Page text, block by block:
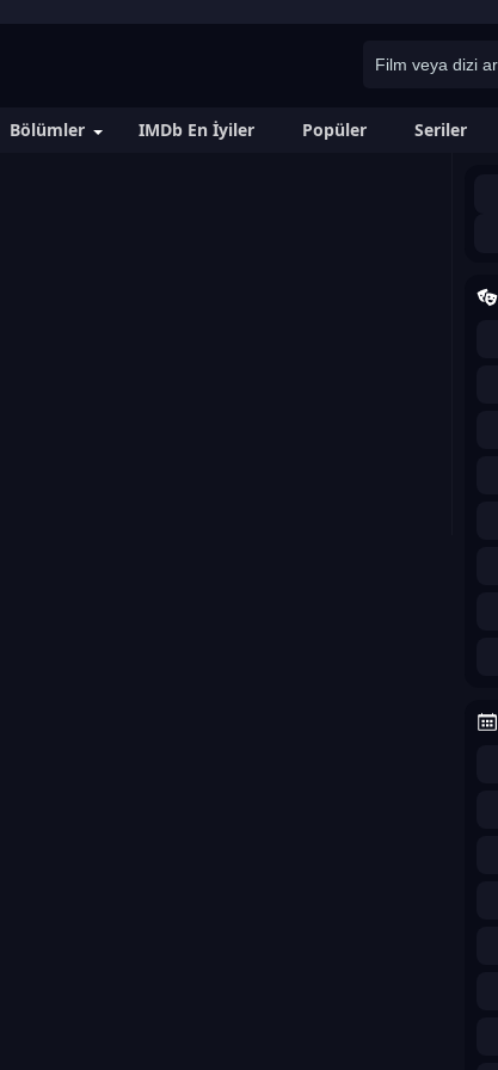
Bölümler IMDb En İyiler Popüler Seriler